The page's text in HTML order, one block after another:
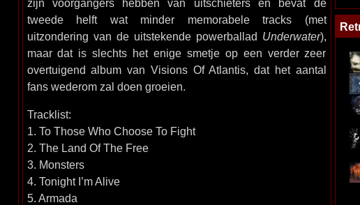
zijn voorgangers hebben van uitschieters en bevat de
tweede helft wat minder memorabele tracks (met
uitzondering van de uitstekende powerballad Underwater),
maar dat is slechts het enige smetje op een verder zeer
overtuigend album van Visions Of Atlantis, dat het aantal
fans wederom zal doen groeien.
Tracklist:
1. To Those Who Choose To Fight
2. The Land Of The Free
3. Monsters
4. Tonight I’m Alive
5. Armada